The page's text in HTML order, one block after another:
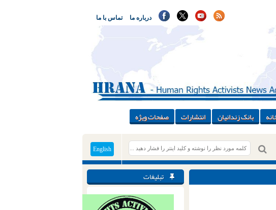
تماس با ما درباره ما
بانک زندانیان انتشارات صفحات ویژه
English
تبلیغات